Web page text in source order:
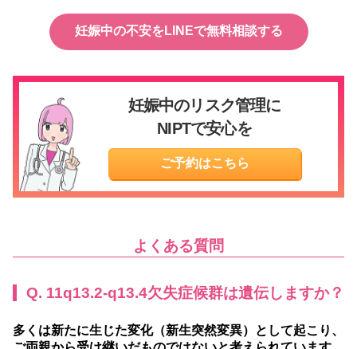
妊娠中の不安をLINEで無料相談する
妊娠中のリスク管理に
NIPTで安心を
ご予約はこちら
よくある質問
Q. 11q13.2-q13.4欠失症候群は遺伝しますか？
多くは新たに生じた変化（新生突然変異）として起こり、